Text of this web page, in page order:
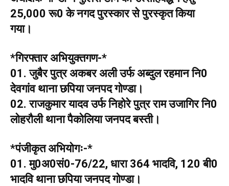
25,000 रू0 के नगद पुरस्कार से पुरस्कृत किया
गया।
*गिरफ्तार अभियुक्तगण-*
01. जुबैर पुत्र अकबर अली उर्फ अब्दुल रहमान नि0
देवगांव थाना छपिया जनपद गोण्डा।
02. राजकुमार यादव उर्फ निहोरे पुत्र राम उजागिर नि0
लोहरौली थाना पैकोलिया जनपद बस्ती।
*पंजीकृत अभियोगः-*
01. मु0अ0सं0-76/22, धारा 364 भादवि, 120 बी0
भादवि थाना छपिया जनपद गोण्डा।